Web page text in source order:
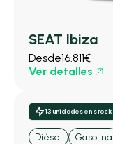
SEAT Ibiza
Desde16.811€
Ver detalles
13 unidades en stock
Diésel Gasolina